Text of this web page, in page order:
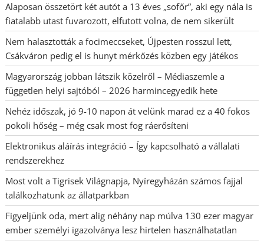
Alaposan összetört két autót a 13 éves „sofőr”, aki egy nála is
fiatalabb utast fuvarozott, elfutott volna, de nem sikerült
Nem halasztották a focimeccseket, Újpesten rosszul lett,
Csákváron pedig el is hunyt mérkőzés közben egy játékos
Magyarország jobban látszik közelről – Médiaszemle a
független helyi sajtóból – 2026 harmincegyedik hete
Nehéz időszak, jó 9-10 napon át velünk marad ez a 40 fokos
pokoli hőség – még csak most fog ráerősíteni
Elektronikus aláírás integráció – Így kapcsolható a vállalati
rendszerekhez
Most volt a Tigrisek Világnapja, Nyíregyházán számos fajjal
találkozhatunk az állatparkban
Figyeljünk oda, mert alig néhány nap múlva 130 ezer magyar
ember személyi igazolványa lesz hirtelen használhatatlan